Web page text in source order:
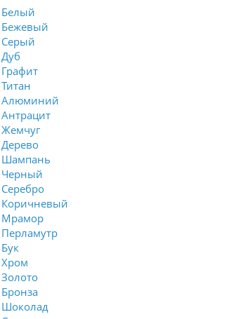
Белый
Бежевый
Серый
Дуб
Графит
Титан
Алюминий
Антрацит
Жемчуг
Дерево
Шампань
Черный
Серебро
Коричневый
Мрамор
Перламутр
Бук
Хром
Золото
Бронза
Шоколад